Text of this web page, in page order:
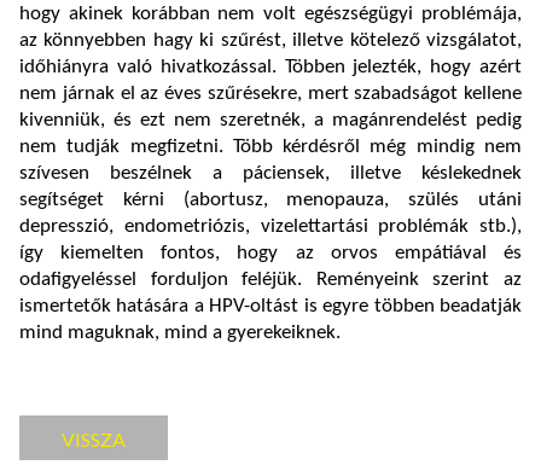
hogy akinek korábban nem volt egészségügyi problémája,
az könnyebben hagy ki szűrést, illetve kötelező vizsgálatot,
időhiányra való hivatkozással. Többen jelezték, hogy azért
nem járnak el az éves szűrésekre, mert szabadságot kellene
kivenniük, és ezt nem szeretnék, a magánrendelést pedig
nem tudják megfizetni. Több kérdésről még mindig nem
szívesen beszélnek a páciensek, illetve késlekednek
segítséget kérni (abortusz, menopauza, szülés utáni
depresszió, endometriózis, vizelettartási problémák stb.),
így kiemelten fontos, hogy az orvos empátiával és
odafigyeléssel forduljon feléjük. Reményeink szerint az
ismertetők hatására a HPV-oltást is egyre többen beadatják
mind maguknak, mind a gyerekeiknek.
VISSZA